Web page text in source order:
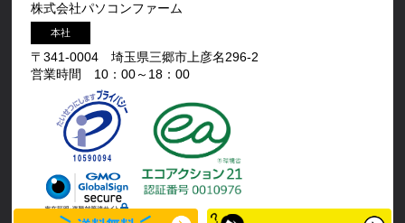
株式会社パソコンファーム
本社
〒341-0004 埼玉県三郷市上彦名296-2
営業時間 10：00～18：00